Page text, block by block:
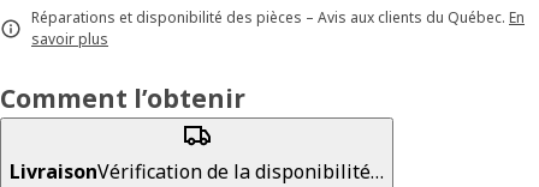
Réparations et disponibilité des pièces – Avis aux clients du Québec. En
savoir plus
Comment l’obtenir
LivraisonVérification de la disponibilité…